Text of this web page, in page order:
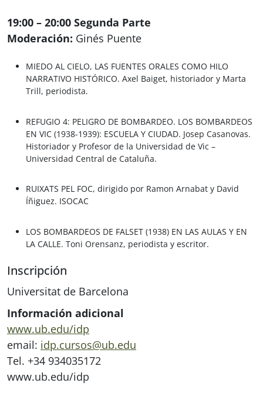
19:00 – 20:00 Segunda Parte
Moderación: Ginés Puente
MIEDO AL CIELO, LAS FUENTES ORALES COMO HILO
NARRATIVO HISTÓRICO. Axel Baiget, historiador y Marta
Trill, periodista.
REFUGIO 4: PELIGRO DE BOMBARDEO. LOS BOMBARDEOS
EN VIC (1938-1939): ESCUELA Y CIUDAD. Josep Casanovas.
Historiador y Profesor de la Universidad de Vic –
Universidad Central de Cataluña.
RUIXATS PEL FOC, dirigido por Ramon Arnabat y David
Íñiguez. ISOCAC
LOS BOMBARDEOS DE FALSET (1938) EN LAS AULAS Y EN
LA CALLE. Toni Orensanz, periodista y escritor.
Inscripción
Universitat de Barcelona
Información adicional
www.ub.edu/idp
email: idp.cursos@ub.edu
Tel. +34 934035172
www.ub.edu/idp